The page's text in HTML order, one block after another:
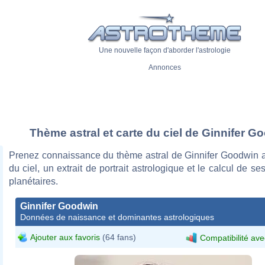
Une nouvelle façon d'aborder l'astrologie
Annonces
Thème astral et carte du ciel de Ginnifer
Prenez connaissance du thème astral de Ginnifer Goodwin
du ciel, un extrait de portrait astrologique et le calcul de
planétaires.
Ginnifer Goodwin
Données de naissance et dominantes astrologiques
Ajouter aux favoris (64 fans) Compatibilité